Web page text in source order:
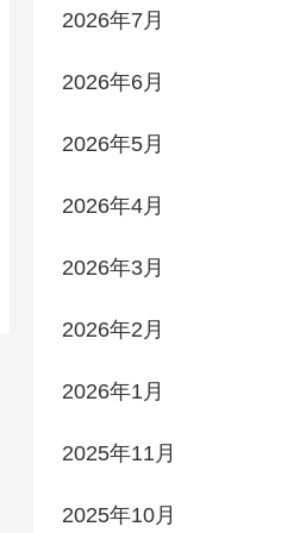
2026年7月
2026年6月
2026年5月
2026年4月
2026年3月
2026年2月
2026年1月
2025年11月
2025年10月